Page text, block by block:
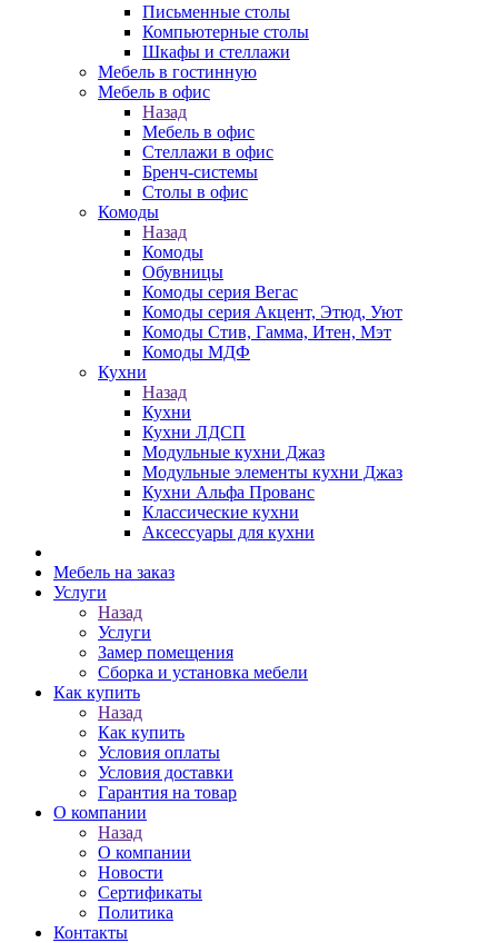
Письменные столы
Компьютерные столы
Шкафы и стеллажи
Мебель в гостинную
Мебель в офис
Назад
Мебель в офис
Стеллажи в офис
Бренч-системы
Столы в офис
Комоды
Назад
Комоды
Обувницы
Комоды серия Вегас
Комоды серия Акцент, Этюд, Уют
Комоды Стив, Гамма, Итен, Мэт
Комоды МДФ
Кухни
Назад
Кухни
Кухни ЛДСП
Модульные кухни Джаз
Модульные элементы кухни Джаз
Кухни Альфа Прованс
Классические кухни
Аксессуары для кухни
Мебель на заказ
Услуги
Назад
Услуги
Замер помещения
Сборка и установка мебели
Как купить
Назад
Как купить
Условия оплаты
Условия доставки
Гарантия на товар
О компании
Назад
О компании
Новости
Сертификаты
Политика
Контакты